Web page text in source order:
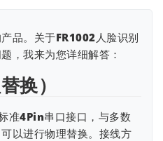
更多
品。关于FR1002人脸识别
，我来为您详细解答：
换）
准4Pin串口接口，与多数
以进行物理替换。接线方